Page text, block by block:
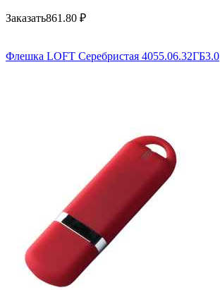
Заказать861.80 ₽
Флешка LOFT Серебристая 4055.06.32ГБ3.0